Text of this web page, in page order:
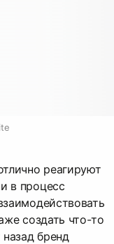
реагируют
в процесс
создать что-то
бренд